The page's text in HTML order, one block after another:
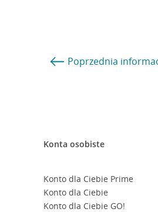
Poprzednia
Konta osobiste
Konto dla Ciebie Prime
Konto dla Ciebie
Konto dla Ciebie GO!